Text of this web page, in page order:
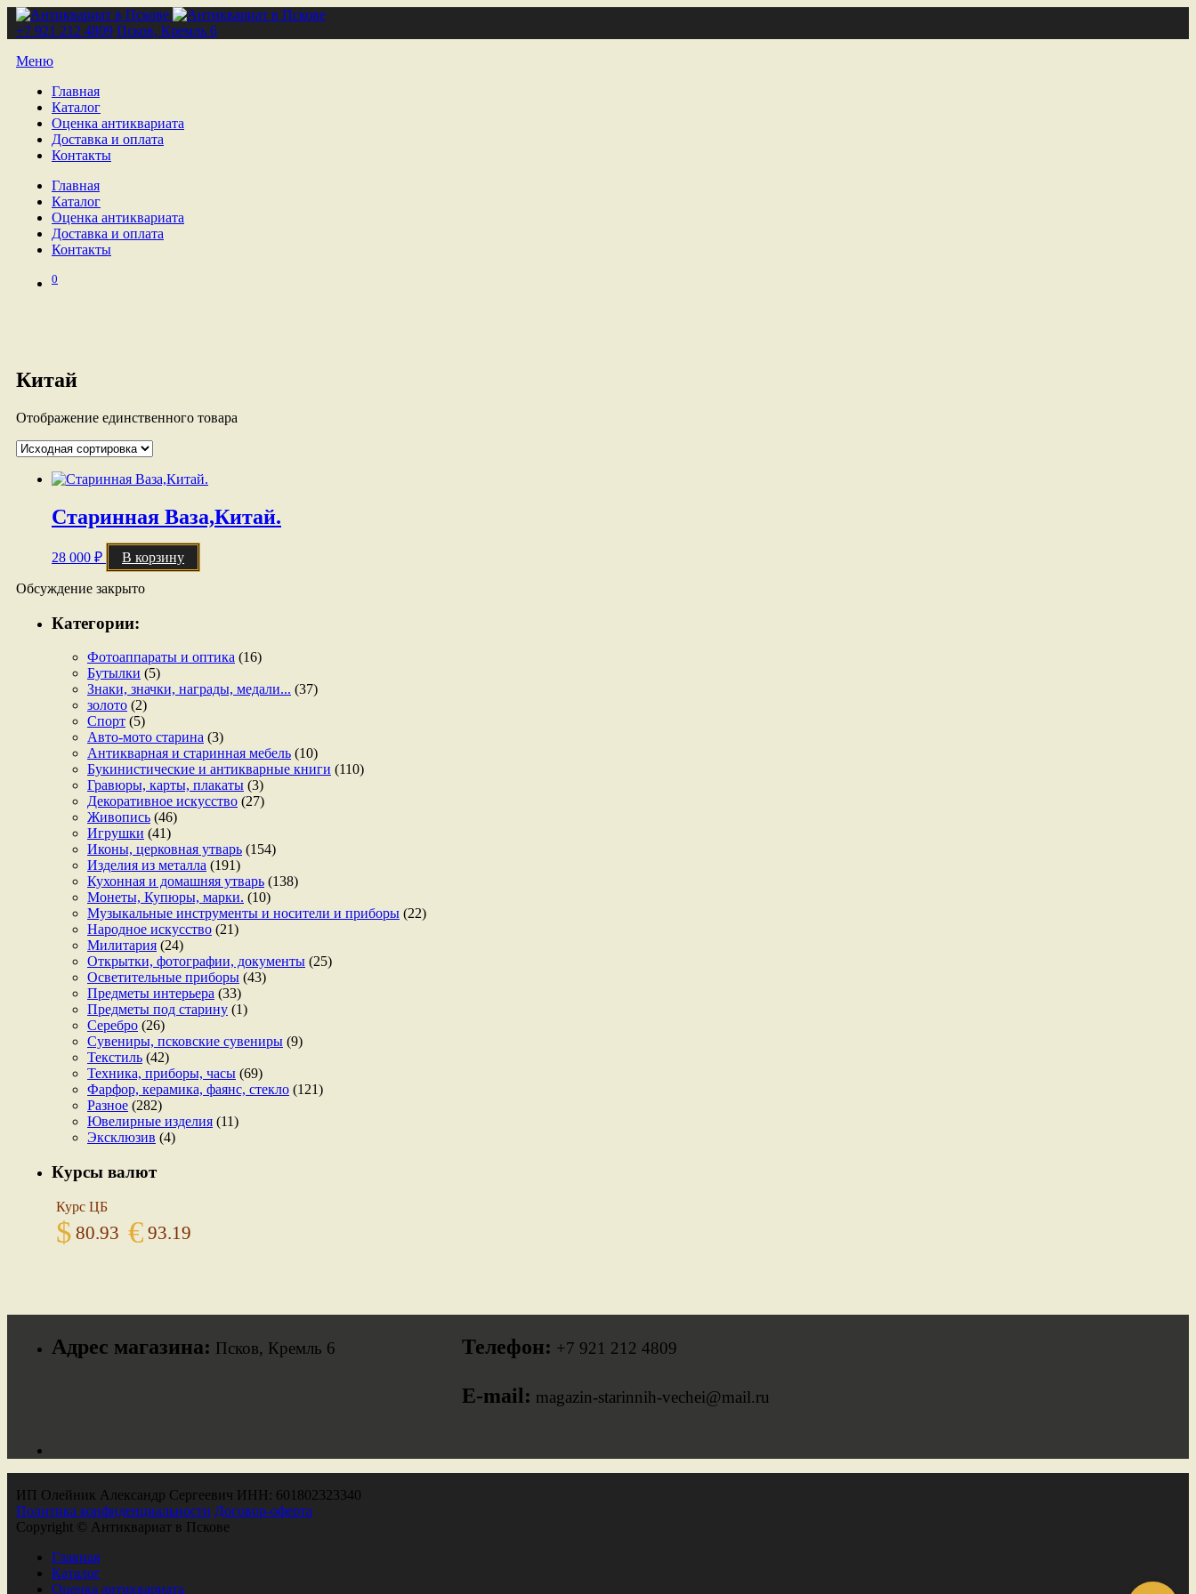
+7 921 212 4809 Псков, Кремль 6
Меню
Главная
Каталог
Оценка антиквариата
Доставка и оплата
Контакты
Главная
Каталог
Оценка антиквариата
Доставка и оплата
Контакты
0
Китай
Отображение единственного товара
Старинная Ваза,Китай.
28 000 ₽ В корзину
Обсуждение закрыто
Категории:
Фотоаппараты и оптика (16)
Бутылки (5)
Знаки, значки, награды, медали... (37)
золото (2)
Спорт (5)
Авто-мото старина (3)
Антикварная и старинная мебель (10)
Букинистические и антикварные книги (110)
Гравюры, карты, плакаты (3)
Декоративное искусство (27)
Живопись (46)
Игрушки (41)
Иконы, церковная утварь (154)
Изделия из металла (191)
Кухонная и домашняя утварь (138)
Монеты, Купюры, марки. (10)
Музыкальные инструменты и носители и приборы (22)
Народное искусство (21)
Милитария (24)
Открытки, фотографии, документы (25)
Осветительные приборы (43)
Предметы интерьера (33)
Предметы под старину (1)
Серебро (26)
Сувениры, псковские сувениры (9)
Текстиль (42)
Техника, приборы, часы (69)
Фарфор, керамика, фаянс, стекло (121)
Разное (282)
Ювелирные изделия (11)
Эксклюзив (4)
Курсы валют
Курс ЦБ
$ 80.93 € 93.19
Адрес магазина: Псков, Кремль 6 Телефон: +7 921 212 4809
E-mail: magazin-starinnih-vechei@mail.ru
ИП Олейник Александр Сергеевич ИНН: 601802323340
Политика конфиденциальности Договор-оферта
Copyright © Антиквариат в Пскове
Главная
Каталог
Оценка антиквариата